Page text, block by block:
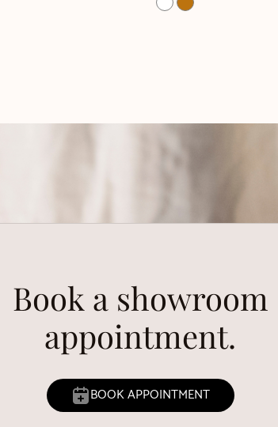
Book a showroom
appointment.
BOOK APPOINTMENT